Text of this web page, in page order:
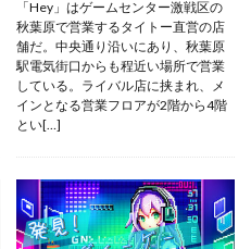
「Hey」はゲームセンター激戦区の
秋葉原で営業するタイトー直営の店
舗だ。中央通り沿いにあり、秋葉原
駅電気街口からも程近い場所で営業
している。ライバル店に挟まれ、メ
インとなる営業フロアが2階から4階
とい[…]